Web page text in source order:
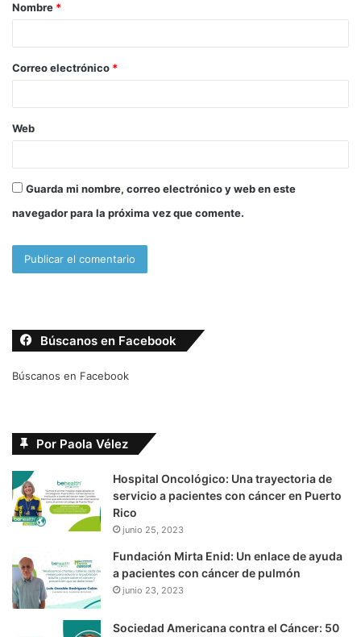
r
*
Nombre *
Correo electrónico *
Web
Guarda mi nombre, correo electrónico y web en este
navegador para la próxima vez que comente.
Búscanos en Facebook
Búscanos en Facebook
Por Paola Vélez
Hospital Oncológico: Una trayectoria de
servicio a pacientes con cáncer en Puerto
Rico
junio 25, 2023
Fundación Mirta Enid: Un enlace de ayuda
a pacientes con cáncer de pulmón
junio 23, 2023
Sociedad Americana contra el Cáncer: 50